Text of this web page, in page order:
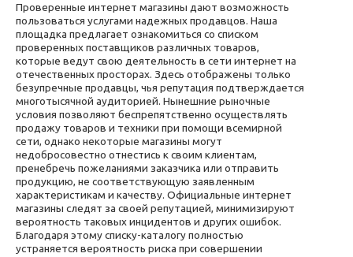
Проверенные интернет магазины дают возможность
пользоваться услугами надежных продавцов. Наша
площадка предлагает ознакомиться со списком
проверенных поставщиков различных товаров,
которые ведут свою деятельность в сети интернет на
отечественных просторах. Здесь отображены только
безупречные продавцы, чья репутация подтверждается
многотысячной аудиторией. Нынешние рыночные
условия позволяют беспрепятственно осуществлять
продажу товаров и техники при помощи всемирной
сети, однако некоторые магазины могут
недобросовестно отнестись к своим клиентам,
пренебречь пожеланиями заказчика или отправить
продукцию, не соответствующую заявленным
характеристикам и качеству. Официальные интернет
магазины следят за своей репутацией, минимизируют
вероятность таковых инцидентов и других ошибок.
Благодаря этому списку-каталогу полностью
устраняется вероятность риска при совершении